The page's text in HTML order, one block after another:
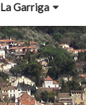
La Garriga